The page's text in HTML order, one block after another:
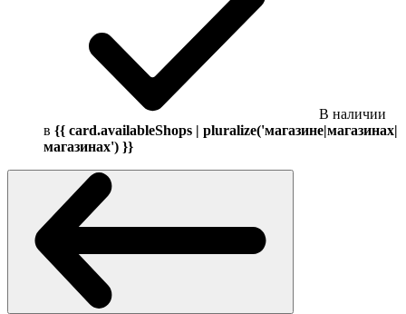
В наличии
в {{ card.availableShops | pluralize('магазине|магазинах|
магазинах') }}